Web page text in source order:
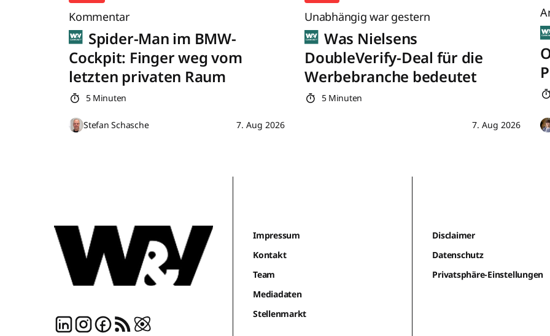
Kommentar
Spider-Man im BMW-
Cockpit: Finger weg vom
letzten privaten Raum
5 Minuten
Stefan Schasche 7. Aug 2026
Unabhängig war gestern
Was Nielsens
DoubleVerify-Deal für die
Werbebranche bedeutet
5 Minuten
7. Aug 2026
Impressum
Kontakt
Team
Mediadaten
Stellenmarkt
Disclaimer
Datenschutz
Privatsphäre-Einstellungen